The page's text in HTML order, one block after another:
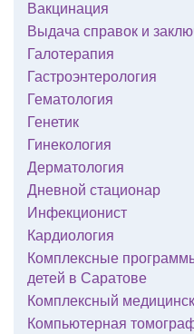
Вакцинация
Выдача справок и
Галотерапия
Гастроэнтерология
Гематология
Генетик
Гинекология
Дерматология
Дневной стационар
Инфекционист
Кардиология
Комплексные
детей в Саратове
Комплексный
Компьютерная